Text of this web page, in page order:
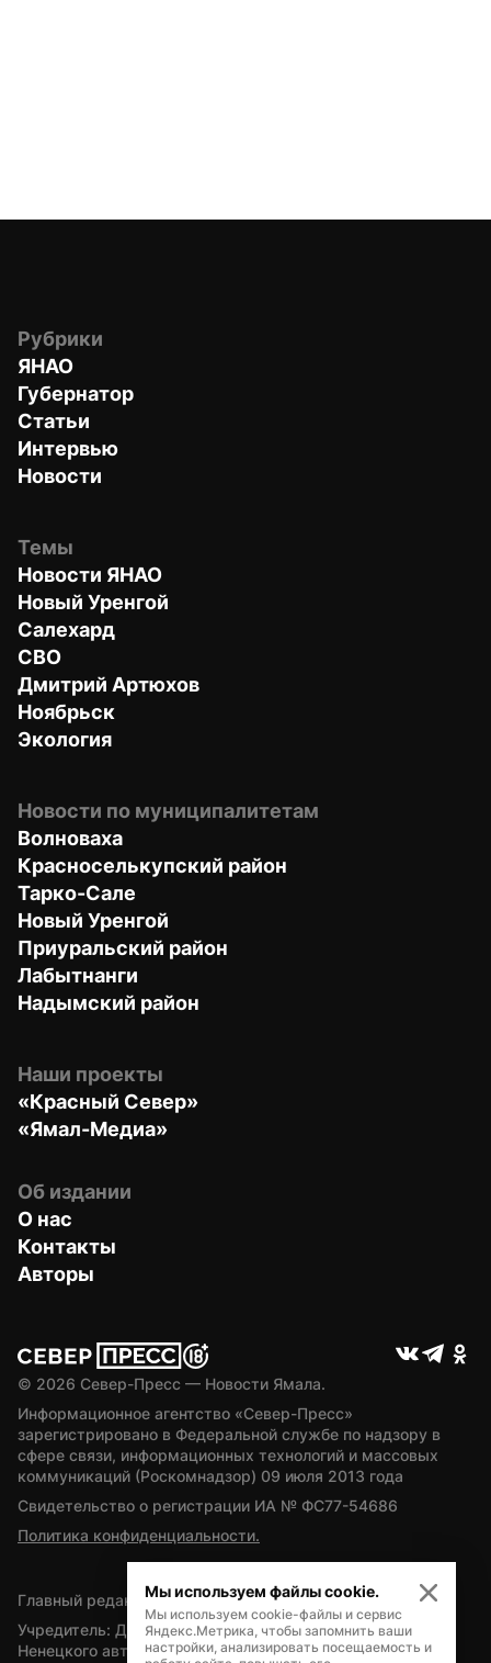
Рубрики
ЯНАО
Губернатор
Статьи
Интервью
Новости
Темы
Новости ЯНАО
Новый Уренгой
Салехард
СВО
Дмитрий Артюхов
Ноябрьск
Экология
Новости по муниципалитетам
Волноваха
Красноселькупский район
Тарко-Сале
Новый Уренгой
Приуральский район
Лабытнанги
Надымский район
Наши проекты
«Красный Север»
«Ямал-Медиа»
Об издании
О нас
Контакты
Авторы
© 2026 Север-Пресс — Новости Ямала.
Информационное агентство «Север-Пресс»
зарегистрировано в Федеральной службе по надзору в
сфере связи, информационных технологий и массовых
коммуникаций (Роскомнадзор) 09 июля 2013 года
Свидетельство о регистрации ИА № ФС77-54686
Политика конфиденциальности.
Главный редактор — А.Л. Поздеев
Учредитель: Департамент внутренней политики Ямало-
Ненецкого автономного округа
Мы используем файлы cookie.
Мы используем cookie-файлы и сервис
Яндекс.Метрика, чтобы запомнить ваши
настройки, анализировать посещаемость и